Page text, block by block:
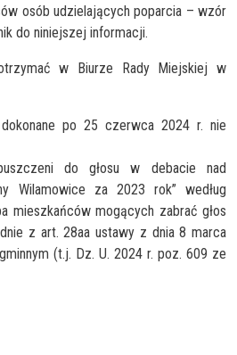
osób udzielających poparcia – wzór
do niniejszej informacji.
w Biurze Rady Miejskiej w
dokonane po 25 czerwca 2024 r. nie
do głosu w debacie nad
Wilamowice za 2023 rok” według
mieszkańców mogących zabrać głos
z art. 28aa ustawy z dnia 8 marca
(t.j. Dz. U. 2024 r. poz. 609 ze